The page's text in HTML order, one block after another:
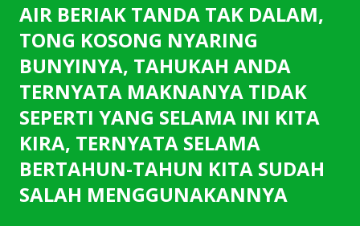
AIR BERIAK TANDA TAK DALAM,
TONG KOSONG NYARING
BUNYINYA, TAHUKAH ANDA
TERNYATA MAKNANYA TIDAK
SEPERTI YANG SELAMA INI KITA
KIRA, TERNYATA SELAMA
BERTAHUN-TAHUN KITA SUDAH
SALAH MENGGUNAKANNYA